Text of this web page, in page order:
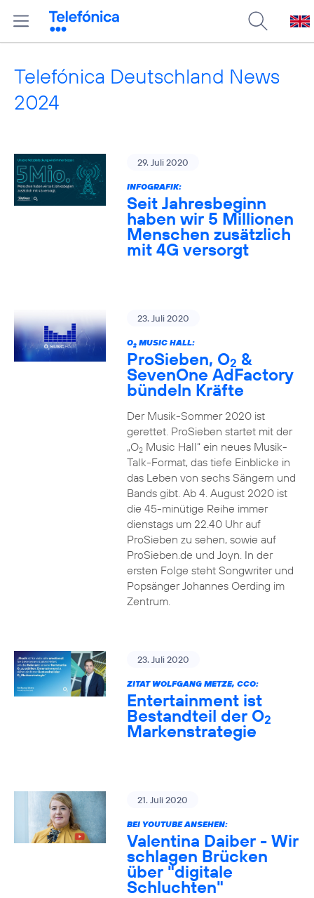
Telefónica Deutschland News
2024
29. Juli 2020
INFOGRAFIK:
Seit Jahresbeginn
haben wir 5 Millionen
Menschen zusätzlich
mit 4G versorgt
23. Juli 2020
O2MUSIC HALL:
ProSieben, O2 &
SevenOne AdFactory
bündeln Kräfte
Der Musik-Sommer 2020 ist
gerettet. ProSieben startet mit der
„O2Music Hall“ ein neues Musik-
Talk-Format, das tiefe Einblicke in
das Leben von sechs Sängern und
Bands gibt. Ab 4. August 2020 ist
die 45-minütige Reihe immer
dienstags um 22.40 Uhr auf
ProSieben zu sehen, sowie auf
ProSieben.de und Joyn. In der
ersten Folge steht Songwriter und
Popsänger Johannes Oerding im
Zentrum.
23. Juli 2020
ZITAT WOLFGANG METZE, CCO:
Entertainment ist
Bestandteil der O2
Markenstrategie
21. Juli 2020
BEI YOUTUBE ANSEHEN:
Valentina Daiber - Wir
schlagen Brücken
über "digitale
Schluchten"